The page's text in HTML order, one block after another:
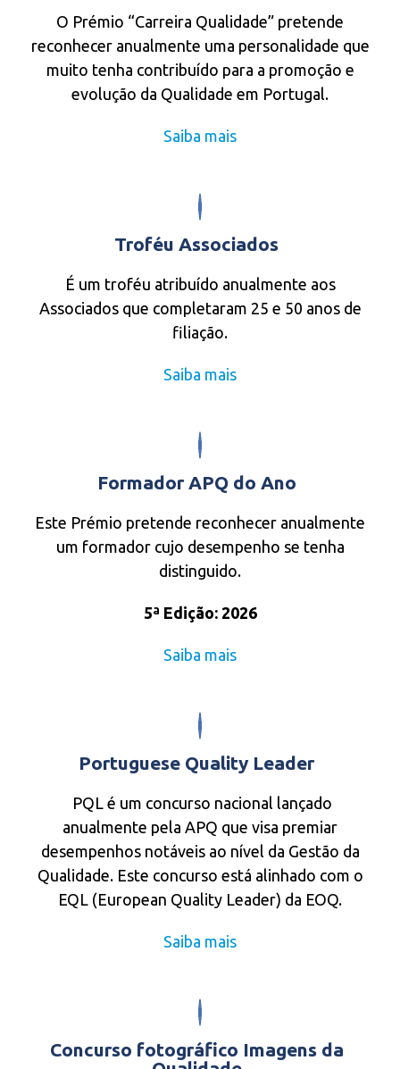
O Prémio “Carreira Qualidade” pretende
reconhecer anualmente uma personalidade que
muito tenha contribuído para a promoção e
evolução da Qualidade em Portugal.
Saiba mais
Troféu Associados
É um troféu atribuído anualmente aos
Associados que completaram 25 e 50 anos de
filiação.
Saiba mais
Formador APQ do Ano
Este Prémio pretende reconhecer anualmente
um formador cujo desempenho se tenha
distinguido.
5ª Edição: 2026
Saiba mais
Portuguese Quality Leader
PQL é um concurso nacional lançado
anualmente pela APQ que visa premiar
desempenhos notáveis ao nível da Gestão da
Qualidade. Este concurso está alinhado com o
EQL (European Quality Leader) da EOQ.
Saiba mais
Concurso fotográfico Imagens da